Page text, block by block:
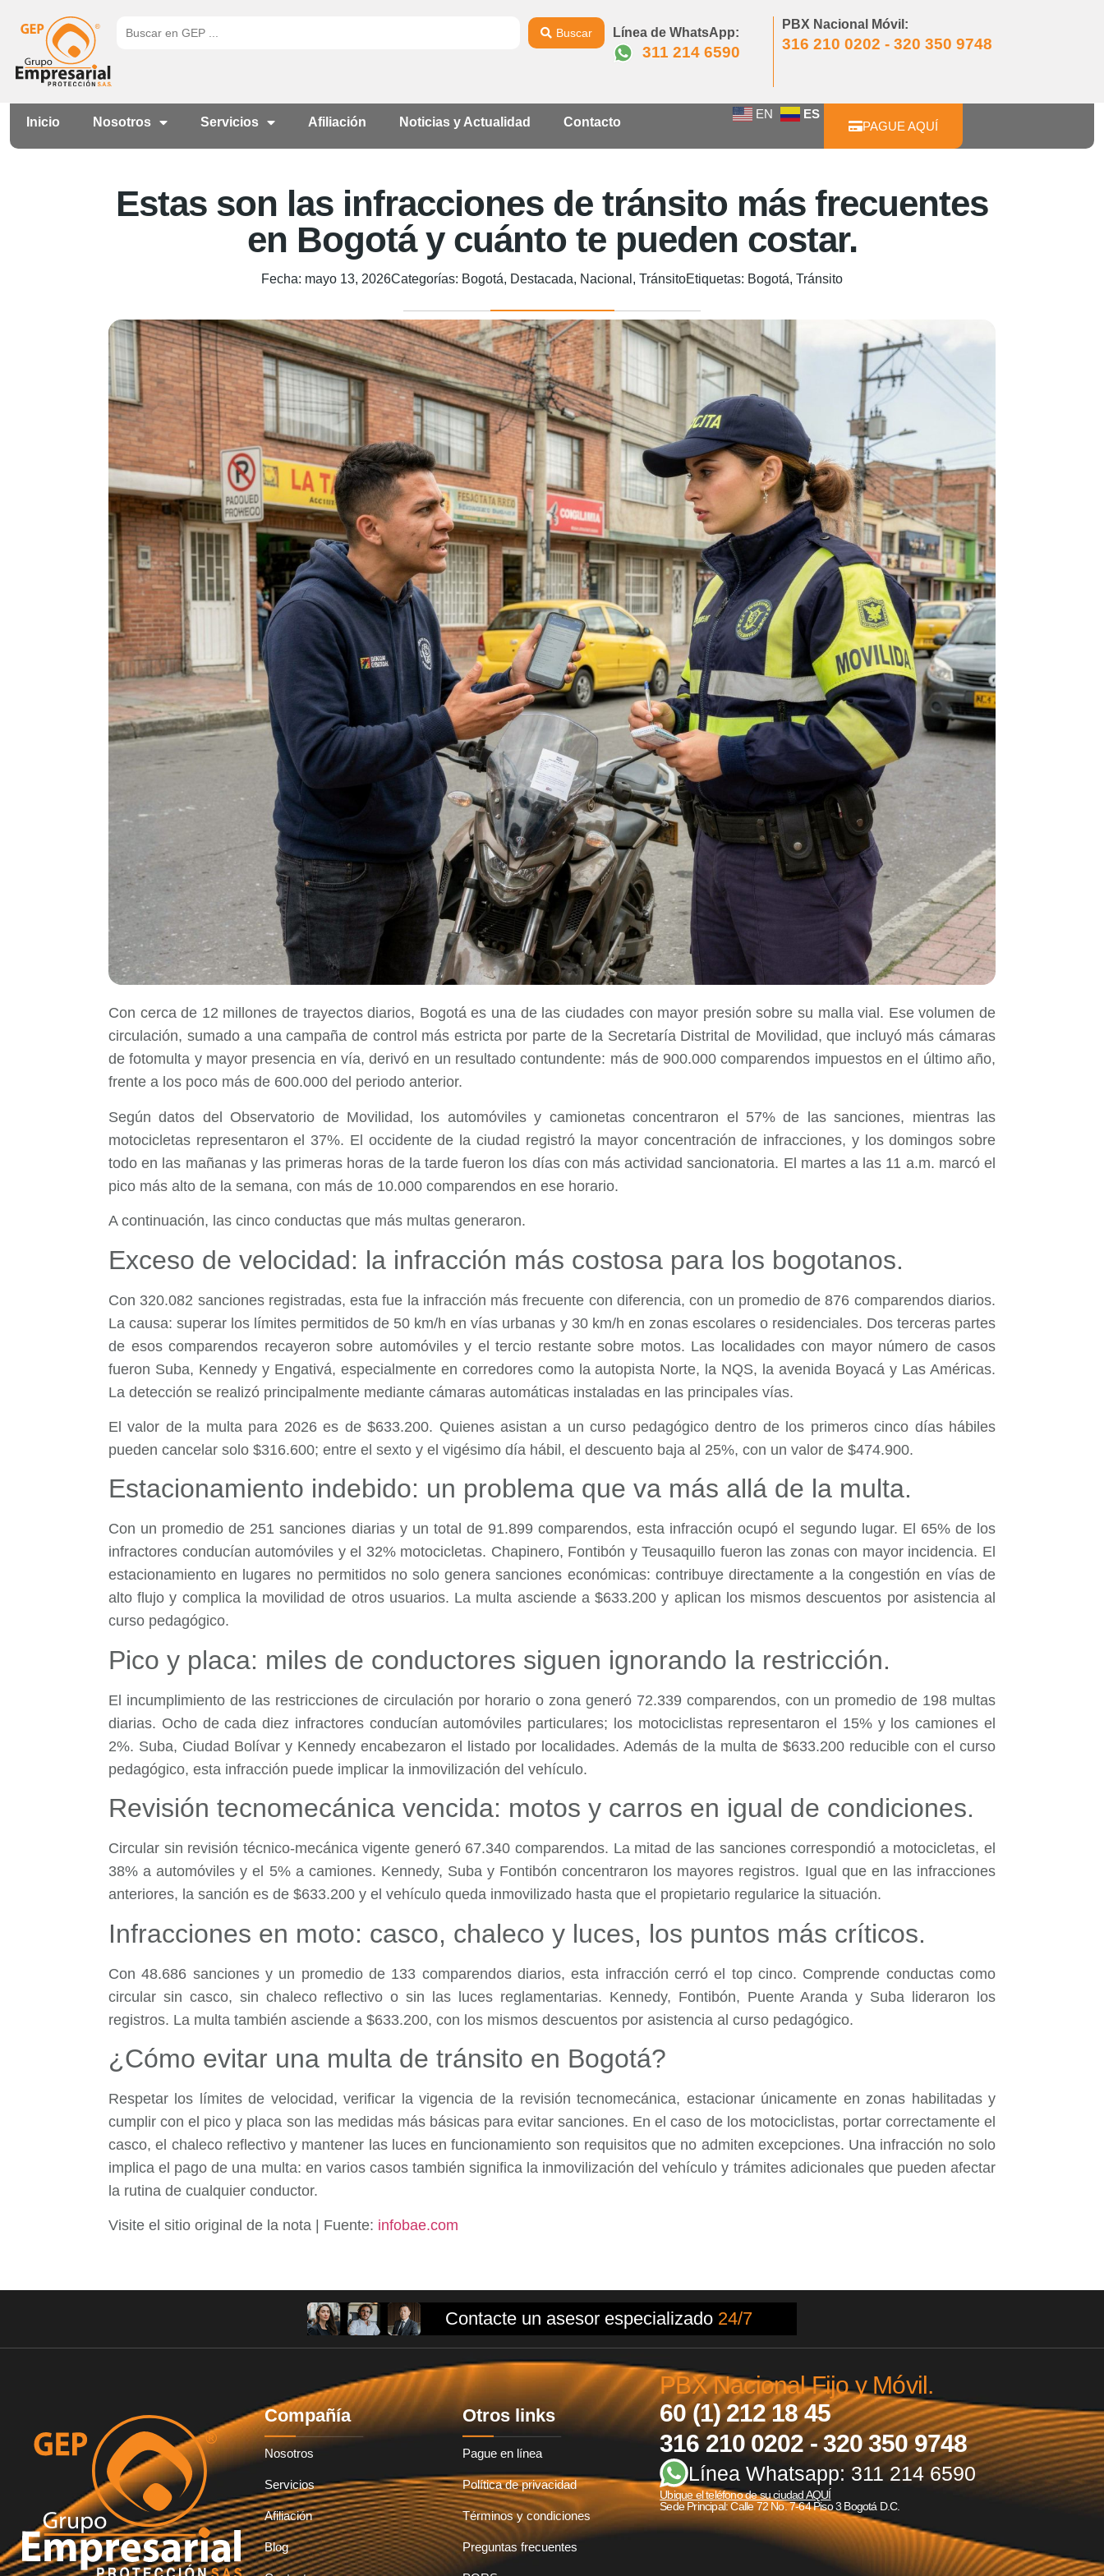
Buscar Línea de WhatsApp:
311 214 6590
PBX Nacional Móvil:
316 210 0202 - 320 350 9748
Inicio Nosotros Servicios Afiliación Noticias y Actualidad Contacto
EN
ES
PAGUE AQUÍ
Estas son las infracciones de tránsito más frecuentes
en Bogotá y cuánto te pueden costar.
Fecha: mayo 13, 2026Categorías: Bogotá, Destacada, Nacional , TránsitoEtiquetas: Bogotá, Tránsito
Con cerca de 12 millones de trayectos diarios, Bogotá es una de las ciudades con mayor presión sobre su malla vial. Ese volumen de
circulación, sumado a una campaña de control más estricta por parte de la Secretaría Distrital de Movilidad, que incluyó más cámaras
de fotomulta y mayor presencia en vía, derivó en un resultado contundente: más de 900.000 comparendos impuestos en el último año,
frente a los poco más de 600.000 del periodo anterior.
Según datos del Observatorio de Movilidad, los automóviles y camionetas concentraron el 57% de las sanciones, mientras las
motocicletas representaron el 37%. El occidente de la ciudad registró la mayor concentración de infracciones, y los domingos sobre
todo en las mañanas y las primeras horas de la tarde fueron los días con más actividad sancionatoria. El martes a las 11 a.m. marcó el
pico más alto de la semana, con más de 10.000 comparendos en ese horario.
A continuación, las cinco conductas que más multas generaron.
Exceso de velocidad: la infracción más costosa para los bogotanos.
Con 320.082 sanciones registradas, esta fue la infracción más frecuente con diferencia, con un promedio de 876 comparendos diarios.
La causa: superar los límites permitidos de 50 km/h en vías urbanas y 30 km/h en zonas escolares o residenciales. Dos terceras partes
de esos comparendos recayeron sobre automóviles y el tercio restante sobre motos. Las localidades con mayor número de casos
fueron Suba, Kennedy y Engativá, especialmente en corredores como la autopista Norte, la NQS, la avenida Boyacá y Las Américas.
La detección se realizó principalmente mediante cámaras automáticas instaladas en las principales vías.
El valor de la multa para 2026 es de $633.200. Quienes asistan a un curso pedagógico dentro de los primeros cinco días hábiles
pueden cancelar solo $316.600; entre el sexto y el vigésimo día hábil, el descuento baja al 25%, con un valor de $474.900.
Estacionamiento indebido: un problema que va más allá de la multa.
Con un promedio de 251 sanciones diarias y un total de 91.899 comparendos, esta infracción ocupó el segundo lugar. El 65% de los
infractores conducían automóviles y el 32% motocicletas. Chapinero, Fontibón y Teusaquillo fueron las zonas con mayor incidencia. El
estacionamiento en lugares no permitidos no solo genera sanciones económicas: contribuye directamente a la congestión en vías de
alto flujo y complica la movilidad de otros usuarios. La multa asciende a $633.200 y aplican los mismos descuentos por asistencia al
curso pedagógico.
Pico y placa: miles de conductores siguen ignorando la restricción.
El incumplimiento de las restricciones de circulación por horario o zona generó 72.339 comparendos, con un promedio de 198 multas
diarias. Ocho de cada diez infractores conducían automóviles particulares; los motociclistas representaron el 15% y los camiones el
2%. Suba, Ciudad Bolívar y Kennedy encabezaron el listado por localidades. Además de la multa de $633.200 reducible con el curso
pedagógico, esta infracción puede implicar la inmovilización del vehículo.
Revisión tecnomecánica vencida: motos y carros en igual de condiciones.
Circular sin revisión técnico-mecánica vigente generó 67.340 comparendos. La mitad de las sanciones correspondió a motocicletas, el
38% a automóviles y el 5% a camiones. Kennedy, Suba y Fontibón concentraron los mayores registros. Igual que en las infracciones
anteriores, la sanción es de $633.200 y el vehículo queda inmovilizado hasta que el propietario regularice la situación.
Infracciones en moto: casco, chaleco y luces, los puntos más críticos.
Con 48.686 sanciones y un promedio de 133 comparendos diarios, esta infracción cerró el top cinco. Comprende conductas como
circular sin casco, sin chaleco reflectivo o sin las luces reglamentarias. Kennedy, Fontibón, Puente Aranda y Suba lideraron los
registros. La multa también asciende a $633.200, con los mismos descuentos por asistencia al curso pedagógico.
¿Cómo evitar una multa de tránsito en Bogotá?
Respetar los límites de velocidad, verificar la vigencia de la revisión tecnomecánica, estacionar únicamente en zonas habilitadas y
cumplir con el pico y placa son las medidas más básicas para evitar sanciones. En el caso de los motociclistas, portar correctamente el
casco, el chaleco reflectivo y mantener las luces en funcionamiento son requisitos que no admiten excepciones. Una infracción no solo
implica el pago de una multa: en varios casos también significa la inmovilización del vehículo y trámites adicionales que pueden afectar
la rutina de cualquier conductor.
Visite el sitio original de la nota | Fuente: infobae.com
Contacte un asesor especializado 24/7
Compañía
Nosotros
Servicios
Afiliación
Blog
Otros links
Pague en línea
Política de privacidad
Términos y condiciones
Preguntas frecuentes
PBX Nacional Fijo y Móvil.
60 (1) 212 18 45
316 210 0202 - 320 350 9748
Línea Whatsapp: 311 214 6590
Ubique el teléfono de su ciudad AQUÍ
Sede Principal: Calle 72 No. 7-64 Piso 3 Bogotá D.C.